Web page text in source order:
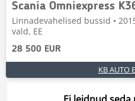
Linnadevahelised bussid •
vald, EE
28 500 EUR
KB AUTO